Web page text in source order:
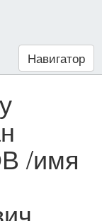
Навигатор
/имя